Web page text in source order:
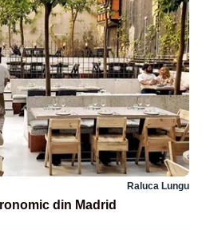
Raluca Lungu
din Madrid